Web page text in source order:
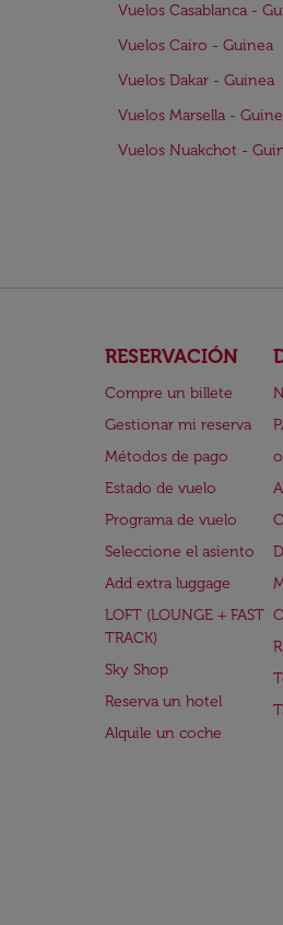
Vuelos Casablanca -
Vuelos Cairo - Guinea
Vuelos Dakar - Guinea
Vuelos Marsella -
Vuelos Nuakchot -
RESERVACIÓN
Compre un billete
Gestionar mi reserva
Métodos de pago
Estado de vuelo
Programa de vuelo
Seleccione el asiento
Add extra luggage
LOFT (LOUNGE + FAST
TRACK)
Sky Shop
Reserva un hotel
Alquile un coche